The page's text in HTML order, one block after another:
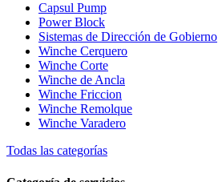
Capsul Pump
Power Block
Sistemas de Dirección de Gobierno
Winche Cerquero
Winche Corte
Winche de Ancla
Winche Friccion
Winche Remolque
Winche Varadero
Todas las categorías